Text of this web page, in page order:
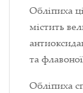
Обліпиха
містить
та
Обліпиха